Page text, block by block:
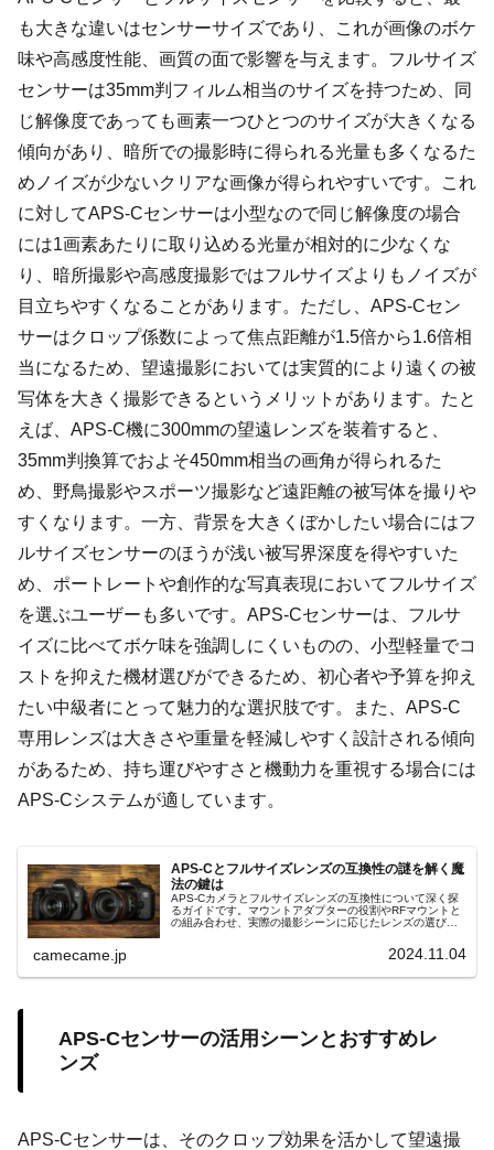
も大きな違いはセンサーサイズであり、これが画像のボケ
味や高感度性能、画質の面で影響を与えます。フルサイズ
センサーは35mm判フィルム相当のサイズを持つため、同
じ解像度であっても画素一つひとつのサイズが大きくなる
傾向があり、暗所での撮影時に得られる光量も多くなるた
めノイズが少ないクリアな画像が得られやすいです。これ
に対してAPS-Cセンサーは小型なので同じ解像度の場合
には1画素あたりに取り込める光量が相対的に少なくな
り、暗所撮影や高感度撮影ではフルサイズよりもノイズが
目立ちやすくなることがあります。ただし、APS-Cセン
サーはクロップ係数によって焦点距離が1.5倍から1.6倍相
当になるため、望遠撮影においては実質的により遠くの被
写体を大きく撮影できるというメリットがあります。たと
えば、APS-C機に300mmの望遠レンズを装着すると、
35mm判換算でおよそ450mm相当の画角が得られるた
め、野鳥撮影やスポーツ撮影など遠距離の被写体を撮りや
すくなります。一方、背景を大きくぼかしたい場合にはフ
ルサイズセンサーのほうが浅い被写界深度を得やすいた
め、ポートレートや創作的な写真表現においてフルサイズ
を選ぶユーザーも多いです。APS-Cセンサーは、フルサ
イズに比べてボケ味を強調しにくいものの、小型軽量でコ
ストを抑えた機材選びができるため、初心者や予算を抑え
たい中級者にとって魅力的な選択肢です。また、APS-C
専用レンズは大きさや重量を軽減しやすく設計される傾向
があるため、持ち運びやすさと機動力を重視する場合には
APS-Cシステムが適しています。
APS-Cとフルサイズレンズの互換性の謎を解く魔
法の鍵は
APS-Cカメラとフルサイズレンズの互換性について深く探
るガイドです。マウントアダプターの役割やRFマウントと
の組み合わせ、実際の撮影シーンに応じたレンズの選び方
camecame.jp 2024.11.04
APS-Cセンサーの活用シーンとおすすめレ
ンズ
APS-Cセンサーは、そのクロップ効果を活かして望遠撮